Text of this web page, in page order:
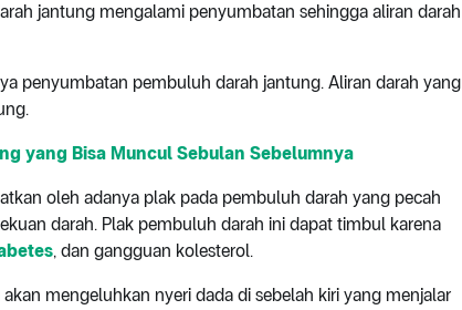
jantung mengalami penyumbatan sehingga aliran darah
penyumbatan pembuluh darah jantung. Aliran darah yang
yang Bisa Muncul Sebulan Sebelumnya
oleh adanya plak pada pembuluh darah yang pecah
darah. Plak pembuluh darah ini dapat timbul karena
, dan gangguan kolesterol.
mengeluhkan nyeri dada di sebelah kiri yang menjalar